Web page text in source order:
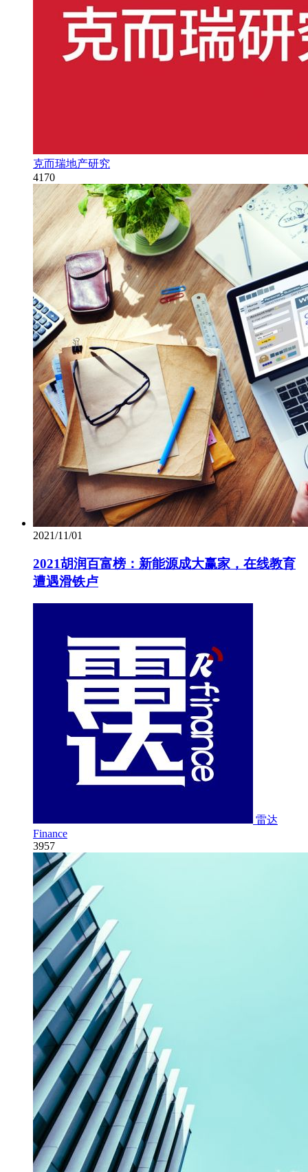
克而瑞地产研究
4170
2021/11/01
2021胡润百富榜：新能源成大赢家，在线教育
遭遇滑铁卢
雷达
Finance
3957